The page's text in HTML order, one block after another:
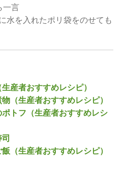
一言
水を入れたポリ袋をのせても
産者おすすめレシピ）
（生産者おすすめレシピ）
トフ（生産者おすすめレシ
（生産者おすすめレシピ）